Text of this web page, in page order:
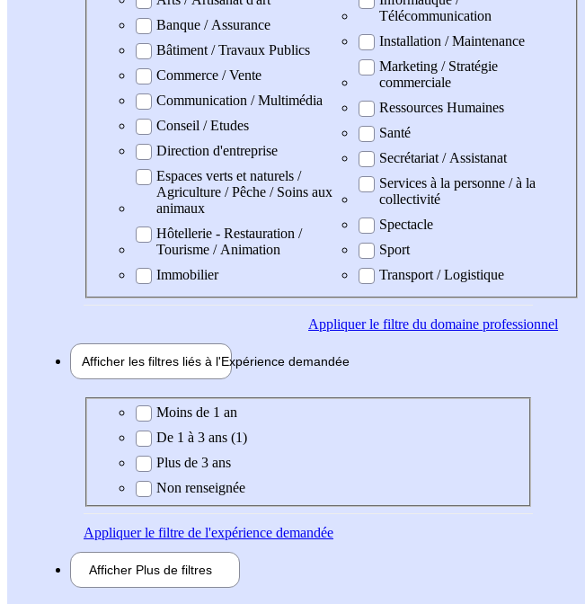
Banque / Assurance
Bâtiment / Travaux Publics
Commerce / Vente
Communication / Multimédia
Conseil / Etudes
Direction d'entreprise
Espaces verts et naturels /
Agriculture / Pêche / Soins aux
animaux
Hôtellerie - Restauration /
Tourisme / Animation
Immobilier
Télécommunication
Installation / Maintenance
Marketing / Stratégie
commerciale
Ressources Humaines
Santé
Secrétariat / Assistanat
Services à la personne / à la
collectivité
Spectacle
Sport
Transport / Logistique
Appliquerle filtre du domaine professionnel
Afficher les filtres liés à l'Expérience demandée
Expérience demandée
Moins de 1 an
De 1 à 3 ans (1)
Plus de 3 ans
Non renseignée
Appliquerle filtre de l'expérience demandée
Afficher Plus de filtres